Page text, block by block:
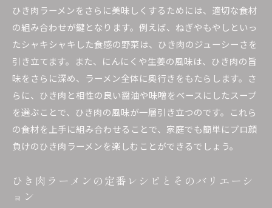
ひき肉ラーメンの調理で重要なポイント
プロが教えるひき肉の下ごしらえテクニック
ひき肉を使ったラーメンを美味しく仕上げるコ
ツ
家庭で再現できるプロのひき肉ラーメン
ひき肉ラーメンをより美味しくする調理法
プロの味を目指す家庭向けひき肉ラーメンの作
しみ方
ひき肉ラーメンをさらに美味しくするためには、適切な食材
の組み合わせが鍵となります。例えば、ねぎやもやしといっ
たシャキシャキした食感の野菜は、ひき肉のジューシーさを
引き立てます。また、にんにくや生姜の風味は、ひき肉の旨
味をさらに深め、ラーメン全体に奥行きをもたらします。さ
らに、ひき肉と相性の良い醤油や味噌をベースにしたスープ
を選ぶことで、ひき肉の風味が一層引き立つのです。これら
の食材を上手に組み合わせることで、家庭でも簡単にプロ顔
負けのひき肉ラーメンを楽しむことができるでしょう。
ひき肉ラーメンの定番レシピとそのバリエーシ
ョン